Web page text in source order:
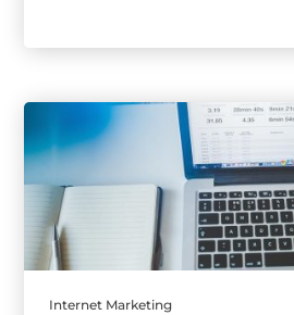
Internet Marketing